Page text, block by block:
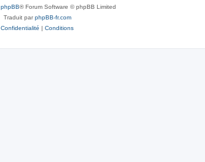
phpBB® Forum Software © phpBB Limited
Traduit parphpBB-fr.com
Confidentialité | Conditions